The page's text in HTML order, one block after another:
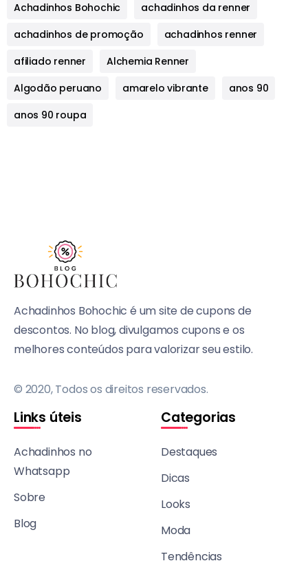
Achadinhos Bohochic
achadinhos da renner
achadinhos de promoção
achadinhos renner
afiliado renner
Alchemia Renner
Algodão peruano
amarelo vibrante
anos 90
anos 90 roupa
Achadinhos Bohochic é um site de cupons de
descontos. No blog, divulgamos cupons e os
melhores conteúdos para valorizar seu estilo.
© 2020, Todos os direitos reservados.
Links úteis
Achadinhos no
Whatsapp
Sobre
Blog
Categorias
Destaques
Dicas
Looks
Moda
Tendências